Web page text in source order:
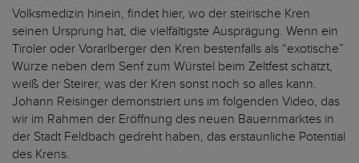
Volksmedizin hinein, findet hier, wo der steirische Kren
seinen Ursprung hat, die vielfältigste Ausprägung. Wenn ein
Tiroler oder Vorarlberger den Kren bestenfalls als “exotische”
Würze neben dem Senf zum Würstel beim Zeltfest schätzt,
weiß der Steirer, was der Kren sonst noch so alles kann.
Johann Reisinger demonstriert uns im folgenden Video, das
wir im Rahmen der Eröffnung des neuen Bauernmarktes in
der Stadt Feldbach gedreht haben, das erstaunliche Potential
des Krens.